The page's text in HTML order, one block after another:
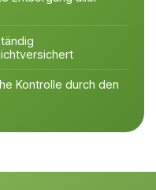
Kontrolle durch den